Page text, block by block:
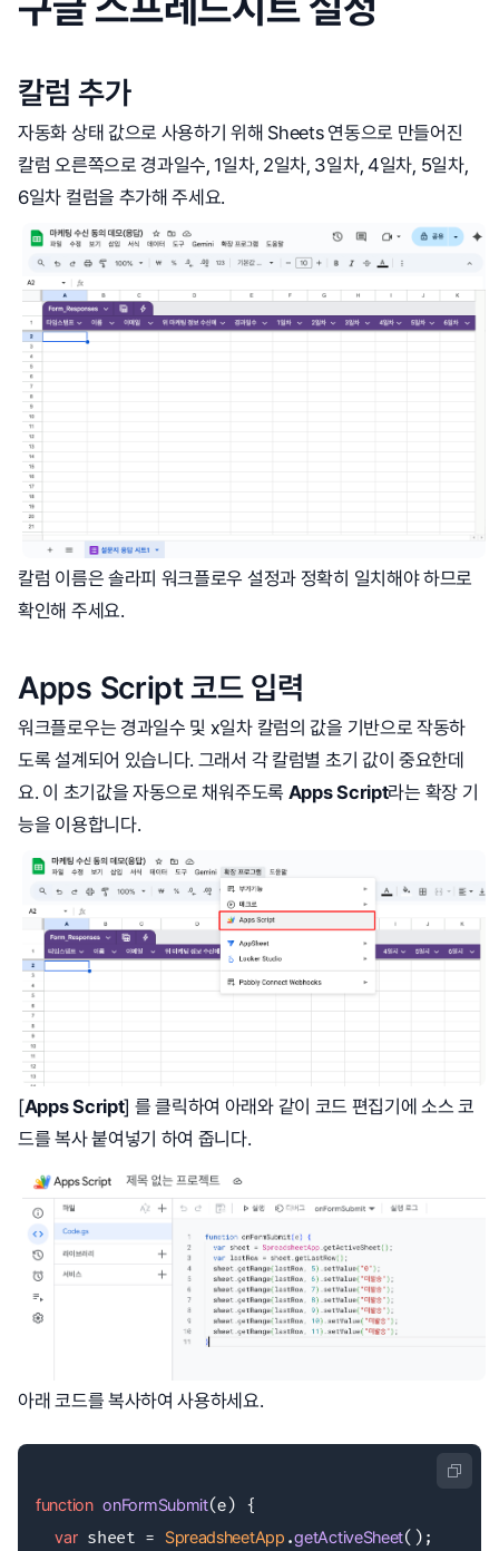
칼럼 추가
자동화 상태 값으로 사용하기 위해 Sheets 연동으로 만들어진
칼럼 오른쪽으로 경과일수, 1일차, 2일차, 3일차, 4일차, 5일차,
6일차 컬럼을 추가해 주세요.
칼럼 이름은 솔라피 워크플로우 설정과 정확히 일치해야 하므로
확인해 주세요.
Apps Script 코드 입력
워크플로우는 경과일수 및 x일차 칼럼의 값을 기반으로 작동하
도록 설계되어 있습니다. 그래서 각 칼럼별 초기 값이 중요한데
요. 이 초기값을 자동으로 채워주도록 Apps Script라는 확장 기
능을 이용합니다.
[Apps Script] 를 클릭하여 아래와 같이 코드 편집기에 소스 코
드를 복사 붙여넣기 하여 줍니다.
아래 코드를 복사하여 사용하세요.
function onFormSubmit(e) {
var sheet = SpreadsheetApp .getActiveSheet();